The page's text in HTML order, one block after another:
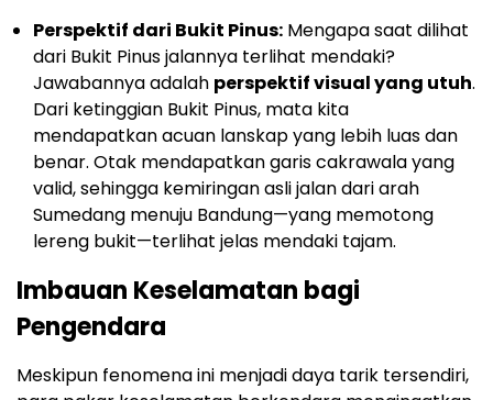
Perspektif dari Bukit Pinus: Mengapa saat dilihat
dari Bukit Pinus jalannya terlihat mendaki?
Jawabannya adalah perspektif visual yang utuh.
Dari ketinggian Bukit Pinus, mata kita
mendapatkan acuan lanskap yang lebih luas dan
benar. Otak mendapatkan garis cakrawala yang
valid, sehingga kemiringan asli jalan dari arah
Sumedang menuju Bandung—yang memotong
lereng bukit—terlihat jelas mendaki tajam.
Imbauan Keselamatan bagi
Pengendara
Meskipun fenomena ini menjadi daya tarik tersendiri,